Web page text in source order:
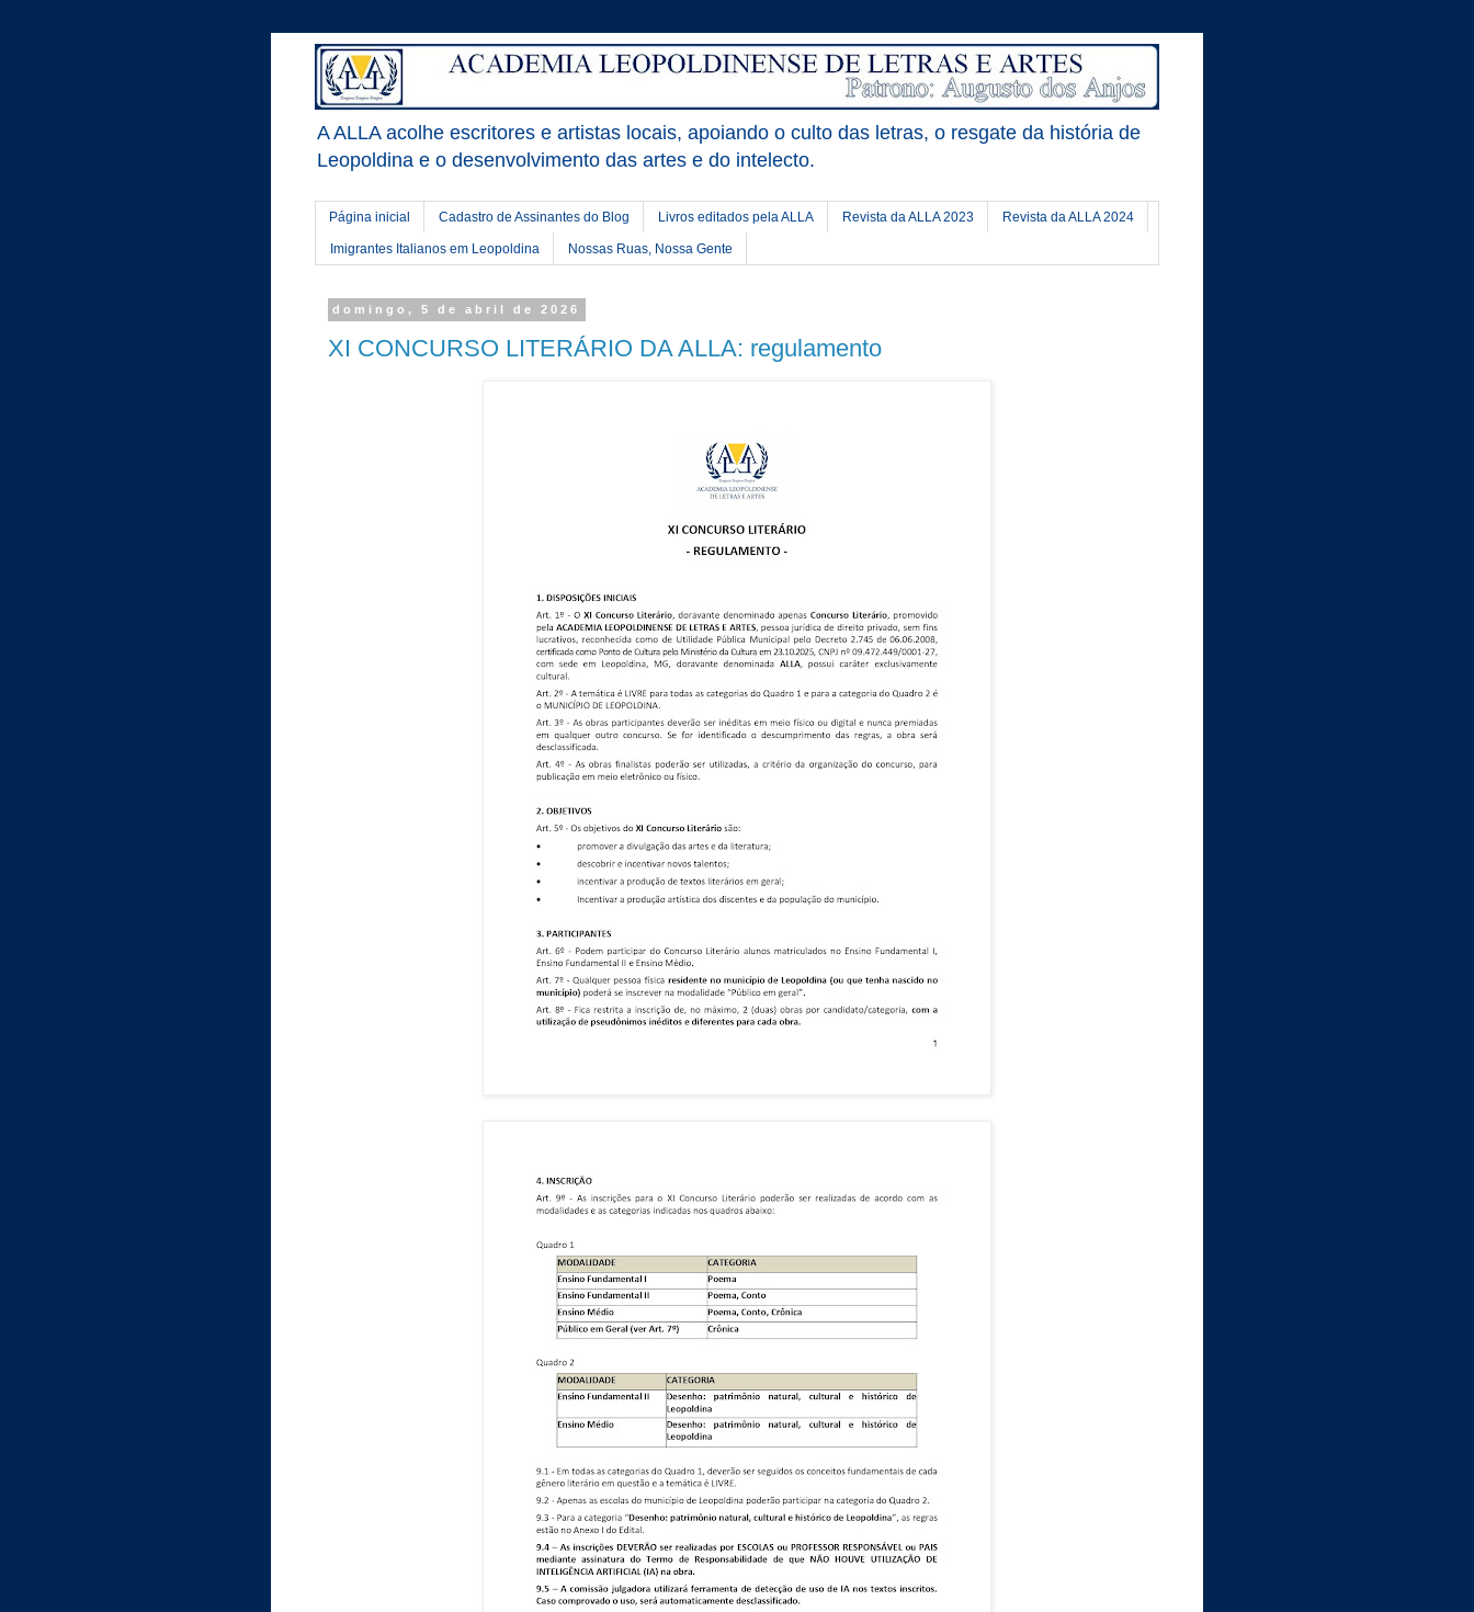
A ALLA acolhe escritores e artistas locais, apoiando o culto das letras, o resgate da história de
Leopoldina e o desenvolvimento das artes e do intelecto.
Página inicial Cadastro de Assinantes do Blog Livros editados pela ALLA Revista da ALLA 2023 Revista da ALLA 2024
Imigrantes Italianos em Leopoldina Nossas Ruas, Nossa Gente
domingo, 5 de abril de 2026
XI CONCURSO LITERÁRIO DA ALLA: regulamento